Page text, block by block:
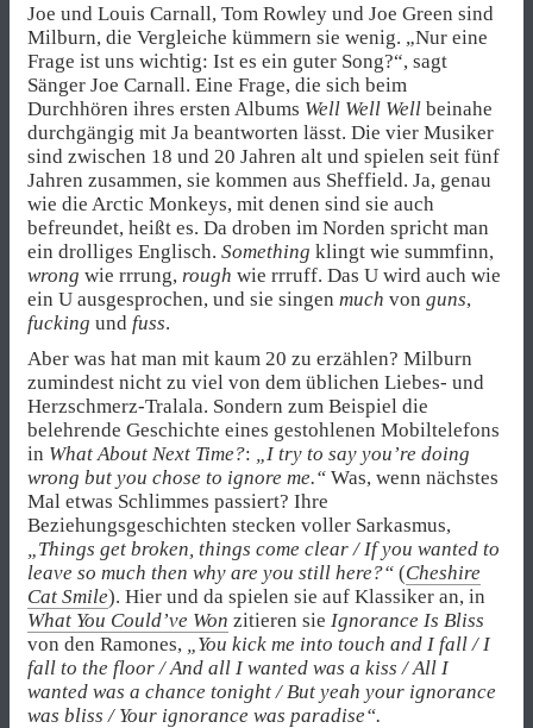
Joe und Louis Carnall, Tom Rowley und Joe Green sind
Milburn, die Vergleiche kümmern sie wenig. „Nur eine
Frage ist uns wichtig: Ist es ein guter Song?“, sagt
Sänger Joe Carnall. Eine Frage, die sich beim
Durchhören ihres ersten Albums Well Well Well beinahe
durchgängig mit Ja beantworten lässt. Die vier Musiker
sind zwischen 18 und 20 Jahren alt und spielen seit fünf
Jahren zusammen, sie kommen aus Sheffield. Ja, genau
wie die Arctic Monkeys, mit denen sind sie auch
befreundet, heißt es. Da droben im Norden spricht man
ein drolliges Englisch. Something klingt wie summfinn,
wrong wie rrrung, rough wie rrruff. Das U wird auch wie
ein U ausgesprochen, und sie singen much von guns,
fucking und fuss.
Aber was hat man mit kaum 20 zu erzählen? Milburn
zumindest nicht zu viel von dem üblichen Liebes- und
Herzschmerz-Tralala. Sondern zum Beispiel die
belehrende Geschichte eines gestohlenen Mobiltelefons
in What About Next Time?: „I try to say you’re doing
wrong but you chose to ignore me.“ Was, wenn nächstes
Mal etwas Schlimmes passiert? Ihre
Beziehungsgeschichten stecken voller Sarkasmus,
„Things get broken, things come clear / If you wanted to
leave so much then why are you still here?“ (Cheshire
Cat Smile). Hier und da spielen sie auf Klassiker an, in
What You Could’ve Won zitieren sie Ignorance Is Bliss
von den Ramones, „You kick me into touch and I fall / I
fall to the floor / And all I wanted was a kiss / All I
wanted was a chance tonight / But yeah your ignorance
was bliss / Your ignorance was paradise“.